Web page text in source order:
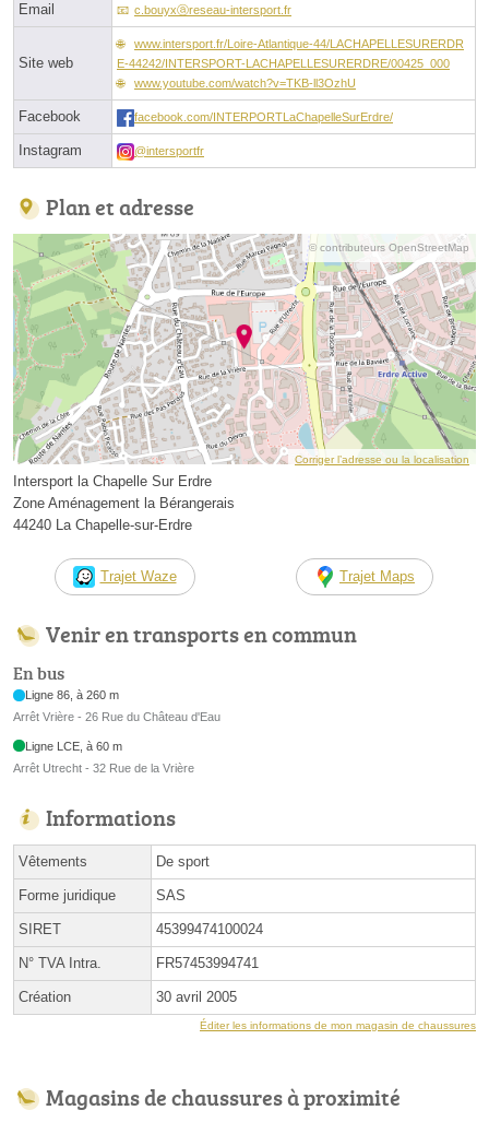
Email c.bouyxⓐreseau-intersport.fr
Site web
www.intersport.fr/Loire-Atlantique-44/LACHAPELLESURERDR
E-44242/INTERSPORT-LACHAPELLESURERDRE/00425_000
www.youtube.com/watch?v=TKB-ll3OzhU
Facebook facebook.com/INTERPORTLaChapelleSurErdre/
Instagram @intersportfr
Plan et adresse
© contributeurs OpenStreetMap
Corriger l’adresse ou la localisation
Intersport la Chapelle Sur Erdre
Zone Aménagement la Bérangerais
44240 La Chapelle-sur-Erdre
Trajet Waze Trajet Maps
Venir en transports en commun
En bus
Ligne 86, à 260 m
Arrêt Vrière - 26 Rue du Château d'Eau
Ligne LCE, à 60 m
Arrêt Utrecht - 32 Rue de la Vrière
Informations
Vêtements De sport
Forme juridique SAS
SIRET 45399474100024
N° TVA Intra. FR57453994741
Création 30 avril 2005
Éditer les informations de mon magasin de chaussures
Magasins de chaussures à proximité